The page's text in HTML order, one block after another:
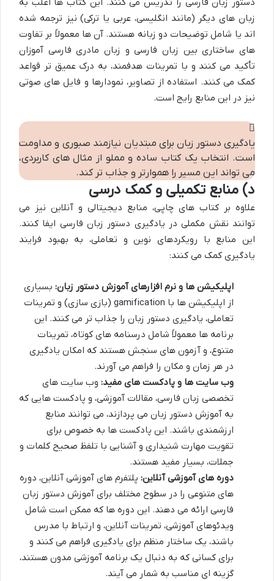
زبان های دیگر (مانند انگلیسی، عربی یا ترکی) نیز ترجمه شده
اند یا شامل توضیحات دو زبانه هستند. آن ها معمولاً بر تفاوت
های ساختاری بین زبان فارسی و زبان مادری فارسی آموزان
تأکید می کنند و با تمرینات هدفمند، به درک عمیق تر قواعد
کمک می کنند. استفاده از تصاویر، نمودارها و فایل های صوتی
نیز در این منابع رایج است.
یادگیری دستور زبان برای مبتدیان نیازمند صبوری و مداومت
است. انتخاب یک کتاب ساده و مملو از مثال های کاربردی،
می تواند این مسیر را هموارتر و جذاب تر کند.
د) منابع تکمیلی و کمک درسی
علاوه بر کتاب های چاپی، منابع دیجیتالی و آنلاین نیز می
توانند نقش مکملی در یادگیری دستور زبان فارسی ایفا کنند.
این منابع با رویکردهای نوین و تعاملی، به بهبود فرایند
یادگیری کمک می کنند:
اپلیکیشن ها و نرم افزارهای آموزش دستور زبان: بسیاری
از اپلیکیشن ها با gamification (بازی سازی) و تمرینات
تعاملی، یادگیری دستور زبان را جذاب تر می کنند. این
برنامه ها معمولاً شامل درسنامه های کوتاه، تمرینات
متنوع، و آزمون های سنجش هستند که امکان یادگیری
در هر زمان و مکان را فراهم می آورند.
وب سایت ها و پادکست های مفید: وب سایت های
تخصصی زبان فارسی، مقالات آموزشی، و پادکست هایی که
به آموزش دستور زبان می پردازند، می توانند منابع
ارزشمندی باشند. این پادکست ها به خصوص برای
تقویت مهارت شنیداری و آشنایی با تلفظ صحیح کلمات و
جملات، بسیار مفید هستند.
دوره های آموزشی آنلاین: پلتفرم های آموزشی آنلاین، دوره
های متنوعی را در سطوح مختلف برای آموزش دستور زبان
فارسی ارائه می دهند. این دوره ها که ممکن است شامل
ویدئوهای آموزشی، تمرینات آنلاین، و ارتباط با مدرس
باشند، یک ساختار منظم برای یادگیری فراهم می کنند و
برای کسانی که به دنبال یک برنامه آموزشی مدون هستند،
گزینه ای مناسب به شمار می آیند.